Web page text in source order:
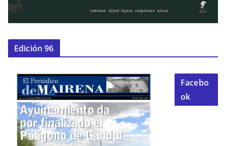
Edición 96
Facebo
ok